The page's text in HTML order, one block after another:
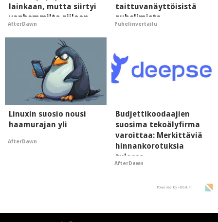
lainkaan, mutta siirtyi
vanhemmilta piiloon
AfterDawn
taittuvanäyttöisistä
puhelimista
supersuosittuja
Puhelinvertailu
Linuxin suosio nousi
haamurajan yli
AfterDawn
Budjettikoodaajien
suosima tekoälyfirma
varoittaa: Merkittäviä
hinnankorotuksia
tulossa
AfterDawn
Powered by HIGH.FI